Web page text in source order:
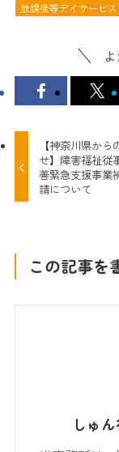
放課後等デイサービス
【神奈川県から
せ】障害福祉従
善緊急支援事業
請について
この記事を
しゅ